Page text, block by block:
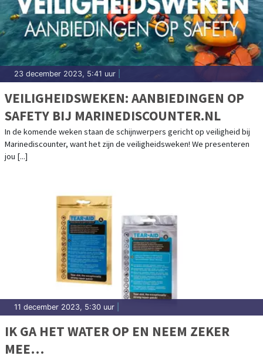
23 december 2023, 5:41 uur
VEILIGHEIDSWEKEN: AANBIEDINGEN OP
SAFETY BIJ MARINEDISCOUNTER.NL
In de komende weken staan de schijnwerpers gericht op veiligheid bij
Marinediscounter, want het zijn de veiligheidsweken! We presenteren
jou [...]
11 december 2023, 5:30 uur
IK GA HET WATER OP EN NEEM ZEKER
MEE…